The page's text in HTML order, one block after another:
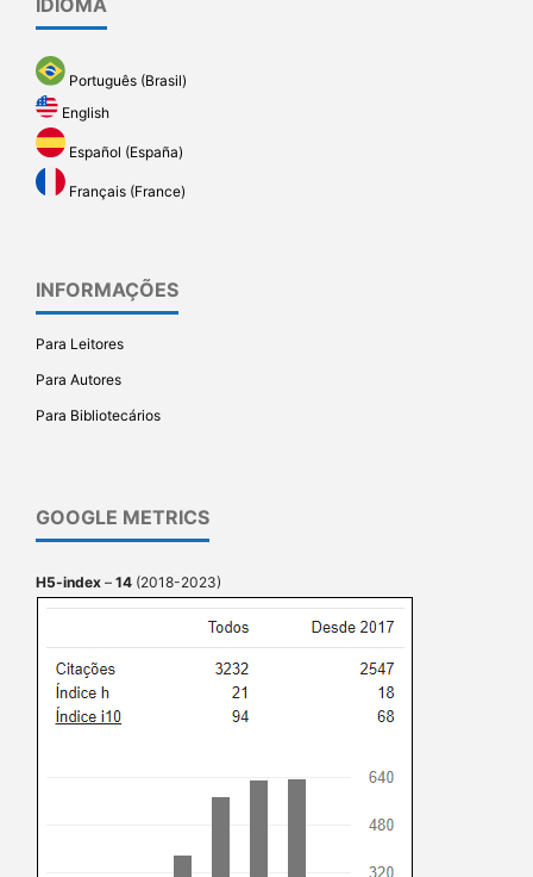
Português (Brasil)
English
Español (España)
Français (France)
INFORMAÇÕES
Para Leitores
Para Autores
Para Bibliotecários
GOOGLE METRICS
H5-index – 14 (2018-2023)